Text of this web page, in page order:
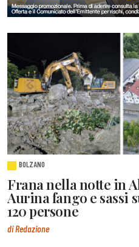
BOLZANO
Frana nella notte in
Aurina fango e sassi
120 persone
di Redazione